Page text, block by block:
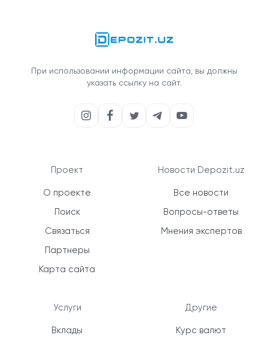
При использовании информации сайта, вы должны
указать ссылку на сайт.
Проект
О проекте
Поиск
Связаться
Партнеры
Карта сайта
Услуги
Вклады
Новости Depozit.uz
Все новости
Вопросы-ответы
Мнения экспертов
Другие
Курс валют